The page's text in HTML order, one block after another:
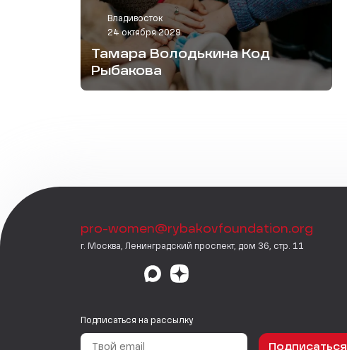
Владивосток
24 октября 2029
Тамара Володькина Код
Рыбакова
pro-women@rybakovfoundation.org
г. Москва, Ленинградский проспект, дом 36, стр. 11
Подписаться на рассылку
Подписаться